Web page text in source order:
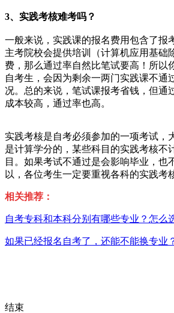
3、实践考核难考吗？
一般来说，实践课的报名费用包含了报
主考院校会提供培训（计算机应用基础
费，那么通过率自然比笔试要高！所以
自考生，会因为剩余一两门实践课不通
况。总的来说，笔试课报考省钱，但通
成本较高，通过率也高。
实践考核是自考必须参加的一项考试，
是计算学分的，某些科目的实践考核不
目。如果考试不通过是会影响毕业，也
以，各位考生一定要重视各科的实践考
相关推荐：
自考专科和本科分别有哪些专业？怎么
如果已经报名自考了，还能不能换专业
结束